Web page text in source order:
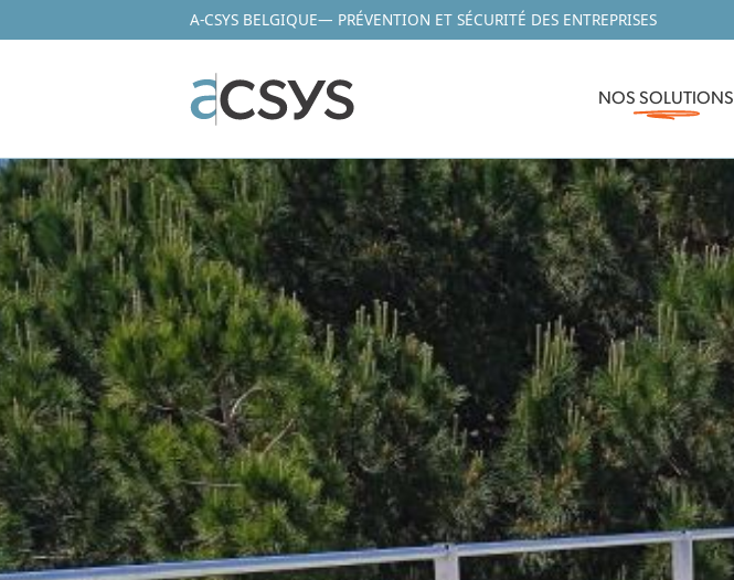
contenu
A-CSYS BELGIQUE— PRÉVENTION ET SÉCURITÉ DES ENTREPRISES
NOS SOLUTIONS